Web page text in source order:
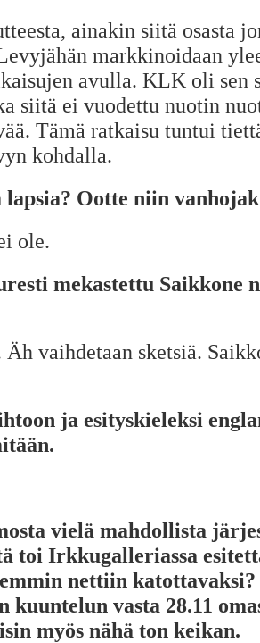
ainakin siitä osasta
markkinoidaan
avulla. KLK oli sen
siitä ei vuodettu nuotin
Tämä ratkaisu tuntui
kohdalla.
Ootte niin
ole.
mekastettu Saikkone
vaihdetaan sketsiä.
ja esityskieleksi
vielä mahdollista
toi Irkkugalleriassa
nettiin
kuuntelun vasta 28.11
myös nähä ton keikan.